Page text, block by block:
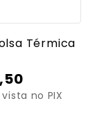
Térmica
,50
no PIX